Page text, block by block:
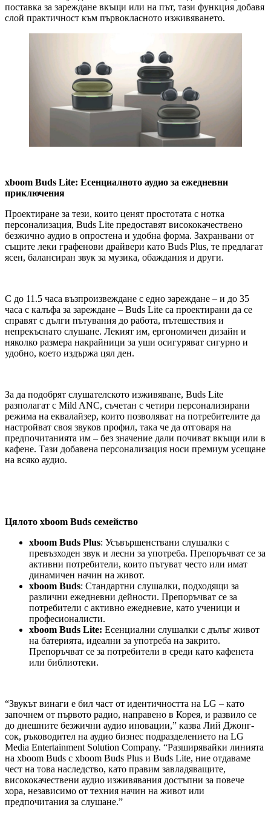
поставка за зареждане вкъщи или на път, тази функция добавя
слой практичност към първокласното изживяването.
xboom Buds Lite: Есенциалното аудио за ежедневни
приключения
Проектиране за тези, които ценят простотата с нотка
персонализация, Buds Lite предоставят висококачествено
безжично аудио в опростена и удобна форма. Захранвани от
същите леки графенови драйвери като Buds Plus, те предлагат
ясен, балансиран звук за музика, обаждания и други.
С до 11.5 часа възпроизвеждане с едно зареждане – и до 35
часа с калъфа за зареждане – Buds Lite са проектирани да се
справят с дълги пътувания до работа, пътешествия и
непрекъснато слушане. Лекият им, ергономичен дизайн и
няколко размера накрайници за уши осигуряват сигурно и
удобно, което издържа цял ден.
За да подобрят слушателското изживяване, Buds Lite
разполагат с Mild ANC, съчетан с четири персонализирани
режима на еквалайзер, които позволяват на потребителите да
настройват своя звуков профил, така че да отговаря на
предпочитанията им – без значение дали почиват вкъщи или в
кафене. Тази добавена персонализация носи премиум усещане
на всяко аудио.
Цялото xboom Buds семейство
xboom Buds Plus: Усъвършенствани слушалки с
превъзходен звук и лесни за употреба. Препоръчват се за
активни потребители, които пътуват често или имат
динамичен начин на живот.
xboom Buds: Стандартни слушалки, подходящи за
различни ежедневни дейности. Препоръчват се за
потребители с активно ежедневие, като ученици и
професионалисти.
xboom Buds Lite: Есенциални слушалки с дълъг живот
на батерията, идеални за употреба на закрито.
Препоръчват се за потребители в среди като кафенета
или библиотеки.
“Звукът винаги е бил част от идентичността на LG – като
започнем от първото радио, направено в Корея, и развило се
до днешните безжични аудио иновации,” казва Лий Джонг-
сок, ръководител на аудио бизнес подразделението на LG
Media Entertainment Solution Company. “Разширявайки линията
на xboom Buds с xboom Buds Plus и Buds Lite, ние отдаваме
чест на това наследство, като правим завладяващите,
висококачествени аудио изживявания достъпни за повече
хора, независимо от техния начин на живот или
предпочитания за слушане.”